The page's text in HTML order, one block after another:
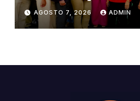
pago de la
Desempeño
AGOSTO 7, 2026 ADMIN